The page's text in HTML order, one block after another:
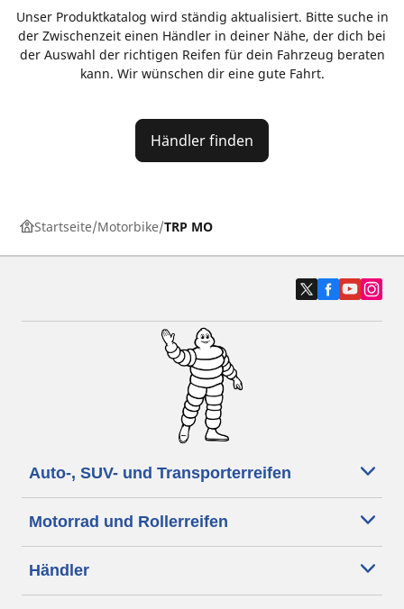
Unser Produktkatalog wird ständig aktualisiert. Bitte suche in
der Zwischenzeit einen Händler in deiner Nähe, der dich bei
der Auswahl der richtigen Reifen für dein Fahrzeug beraten
kann. Wir wünschen dir eine gute Fahrt.
Händler finden
Startseite Motorbike TRP MO
Auto-, SUV- und Transporterreifen
Motorrad und Rollerreifen
Händler